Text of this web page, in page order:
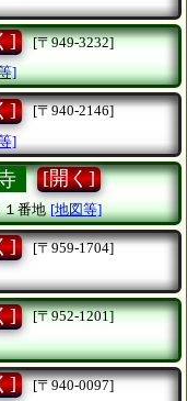
]
[〒949-3232]
]
]
[〒940-2146]
]
[開く]
番地 [地図等]
]
[〒959-1704]
]
[〒952-1201]
]
[〒940-0097]